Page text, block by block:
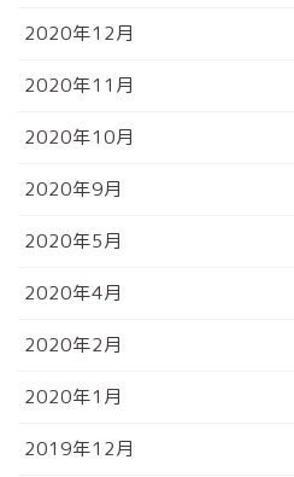
2020年12月
2020年11月
2020年10月
2020年9月
2020年5月
2020年4月
2020年2月
2020年1月
2019年12月